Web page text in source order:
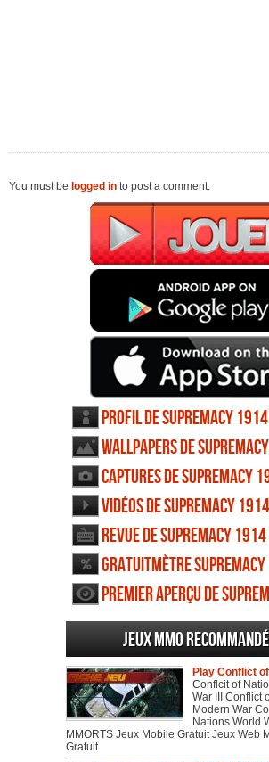
You must be logged in to post a comment.
Profil de Supremacy 1914
Wallpapers de
Captures de Supremacy
Vidéos de Supremacy 1914
Revue de Supremacy 1914
Gratuitmètre Supremacy
Premier aperçu de
Jeux MMO
Play Conflict
Conflcit of
War III Conflict
Modern War
Nations World
MMORTS Jeux Mobile Gratuit Jeux Web
Gratuit